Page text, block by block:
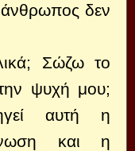
άνθρωπος δεν
Σώζω το
ψυχή μου;
αυτή η
και η